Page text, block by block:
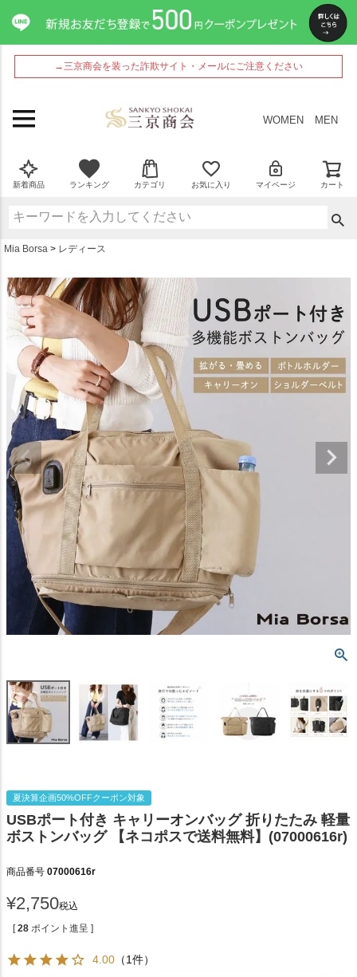
→三京商会を装った詐欺サイト・メールにご注意ください
WOMEN MEN
新着商品 ランキング カテゴリ お気に入り マイページ カート
Mia Borsa レディース
夏決算企画50%OFFクーポン対象
USBポート付き キャリーオンバッグ 折りたたみ 軽量
ボストンバッグ 【ネコポスで送料無料】(07000616r)
商品番号 07000616r
¥2,750税込
[ 28 ポイント進呈 ]
4.00 （1件）
ペー
ジト
ップ
へ